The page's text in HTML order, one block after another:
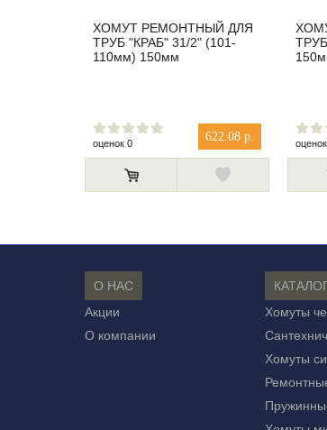
ХОМУТ РЕМОНТНЫЙ ДЛЯ
ТРУБ "КРАБ" 31/2" (101-
110мм) 150мм
622.08 р.
оценок 0
О НАС
Акции
О компании
Хомуты
Хомуты